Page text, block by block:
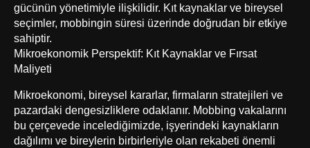
gücünün yönetimiyle ilişkilidir. Kıt kaynaklar ve bireysel
seçimler, mobbingin süresi üzerinde doğrudan bir etkiye
sahiptir.
Mikroekonomik Perspektif: Kıt Kaynaklar ve Fırsat
Maliyeti
Mikroekonomi, bireysel kararlar, firmaların stratejileri ve
pazardaki dengesizliklere odaklanır. Mobbing vakalarını
bu çerçevede incelediğimizde, işyerindeki kaynakların
dağılımı ve bireylerin birbirleriyle olan rekabeti önemli